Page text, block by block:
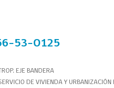
53-O125
EJE BANDERA
DE VIVIENDA Y